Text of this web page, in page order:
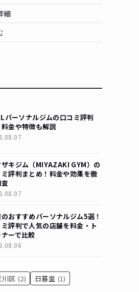
細
パーソナルジムの口コミ評判
金や特徴も解説
ザキジム（MIYAZAKI GYM）の
ミ評判まとめ！料金や効果を徹
おすすめパーソナルジム5選！
ミ評判で人気の店舗を料金・ト
ナーで比較
川区 (2) 日暮里 (1)